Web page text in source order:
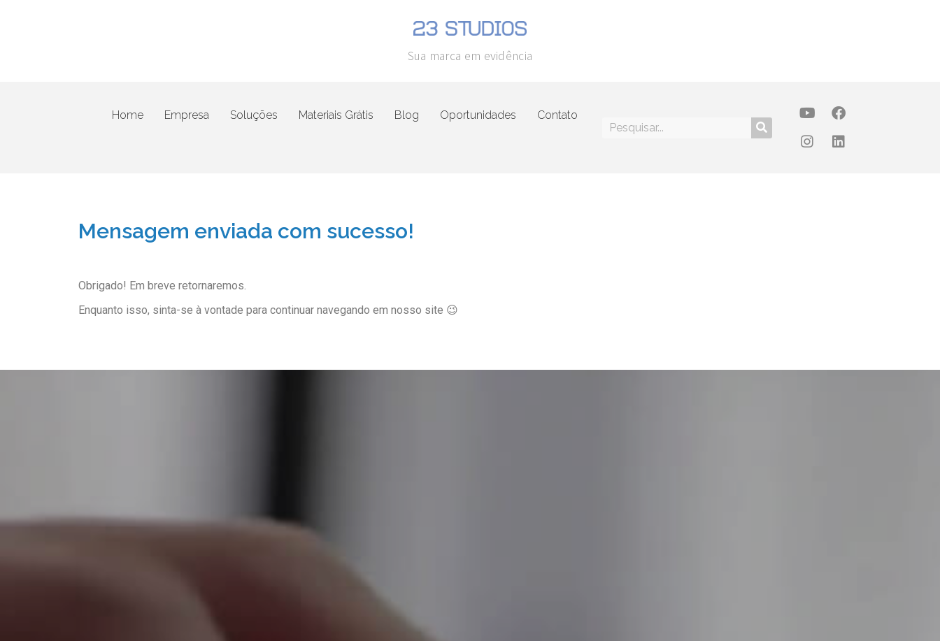
Sua marca em evidência
Home Empresa Soluções Materiais Grátis Blog Oportunidades Contato
Mensagem enviada com sucesso!
Obrigado! Em breve retornaremos.
Enquanto isso, sinta-se à vontade para continuar navegando em nosso site 😉